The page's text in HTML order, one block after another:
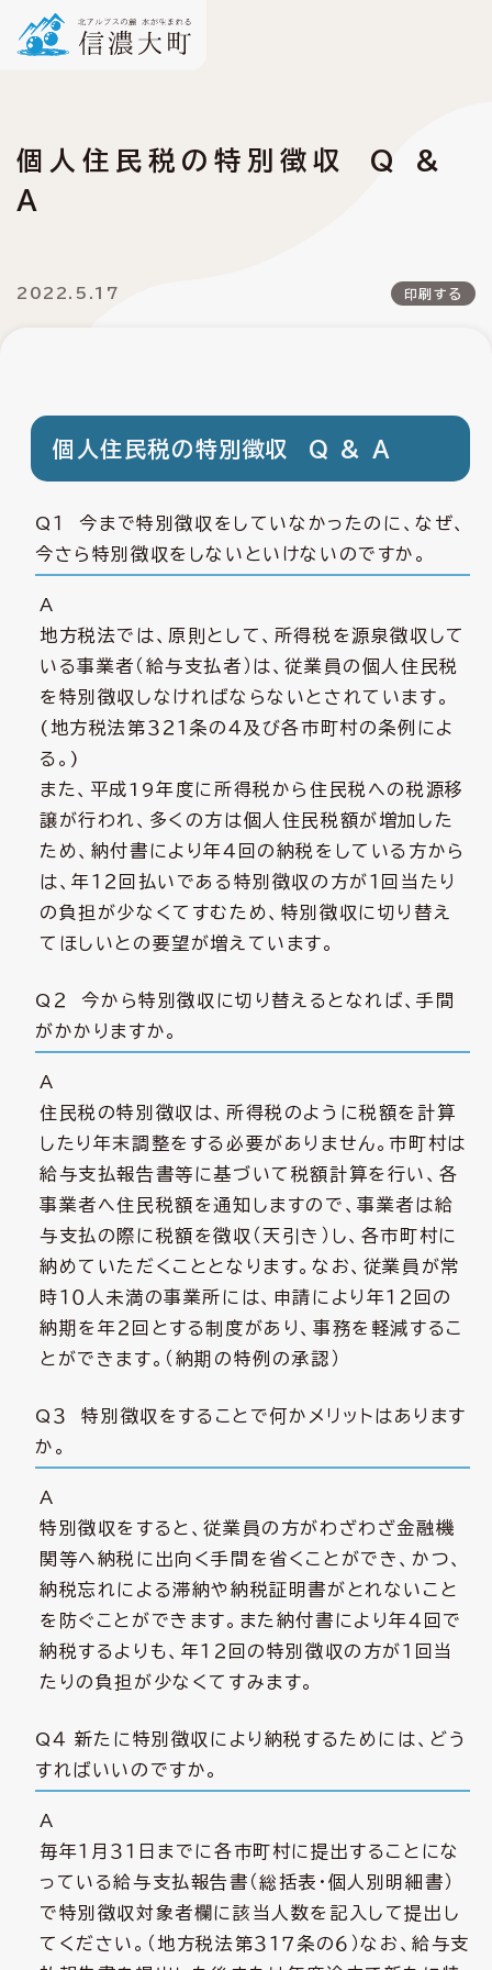
個人住民税の特別徴収 Q &
A
2022.5.17 印刷する
個人住民税の特別徴収 Q & A
Q１ 今まで特別徴収をしていなかったのに、なぜ、
今さら特別徴収をしないといけないのですか。
A
地方税法では、原則として、所得税を源泉徴収して
いる事業者（給与支払者）は、従業員の個人住民税
を特別徴収しなければならないとされています。
(地方税法第３２１条の４及び各市町村の条例によ
る。)
また、平成19年度に所得税から住民税への税源移
譲が行われ、多くの方は個人住民税額が増加した
ため、納付書により年４回の納税をしている方から
は、年１２回払いである特別徴収の方が１回当たり
の負担が少なくてすむため、特別徴収に切り替え
てほしいとの要望が増えています。
Q２ 今から特別徴収に切り替えるとなれば、手間
がかかりますか。
A
住民税の特別徴収は、所得税のように税額を計算
したり年末調整をする必要がありません。市町村は
給与支払報告書等に基づいて税額計算を行い、各
事業者へ住民税額を通知しますので、事業者は給
与支払の際に税額を徴収（天引き）し、各市町村に
納めていただくこととなります。なお、従業員が常
時１０人未満の事業所には、申請により年１２回の
納期を年２回とする制度があり、事務を軽減するこ
とができます。（納期の特例の承認）
Q３ 特別徴収をすることで何かメリットはあります
か。
A
特別徴収をすると、従業員の方がわざわざ金融機
関等へ納税に出向く手間を省くことができ、かつ、
納税忘れによる滞納や納税証明書がとれないこと
を防ぐことができます。また納付書により年４回で
納税するよりも、年１２回の特別徴収の方が１回当
たりの負担が少なくてすみます。
Q４ 新たに特別徴収により納税するためには、どう
すればいいのですか。
A
毎年１月３１日までに各市町村に提出することにな
っている給与支払報告書（総括表・個人別明細書）
で特別徴収対象者欄に該当人数を記入して提出し
てください。（地方税法第３１７条の６）なお、給与支